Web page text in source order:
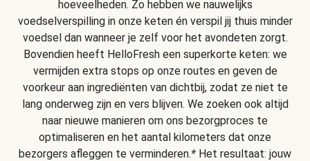
hoeveelheden. Zo hebben we nauwelijks
voedselverspilling in onze keten én verspil jij thuis minder
voedsel dan wanneer je zelf voor het avondeten zorgt.
Bovendien heeft HelloFresh een superkorte keten: we
vermijden extra stops op onze routes en geven de
voorkeur aan ingrediënten van dichtbij, zodat ze niet te
lang onderweg zijn en vers blijven. We zoeken ook altijd
naar nieuwe manieren om ons bezorgproces te
optimaliseren en het aantal kilometers dat onze
bezorgers afleggen te verminderen.* Het resultaat: jouw